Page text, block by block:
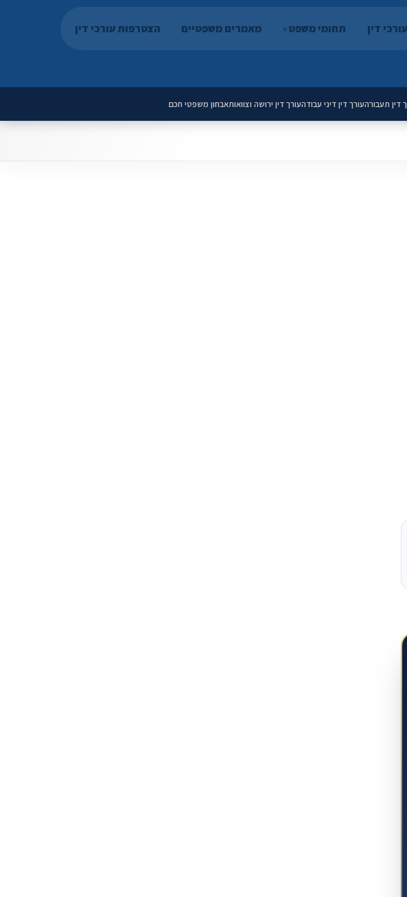
עורכי דין תחומי משפט מאמרים משפטיים הצטרפות עורכי דין
דין תעבורהעורך דין דיני עבודהעורך דין ירושה וצוואותאבחון משפטי חכם